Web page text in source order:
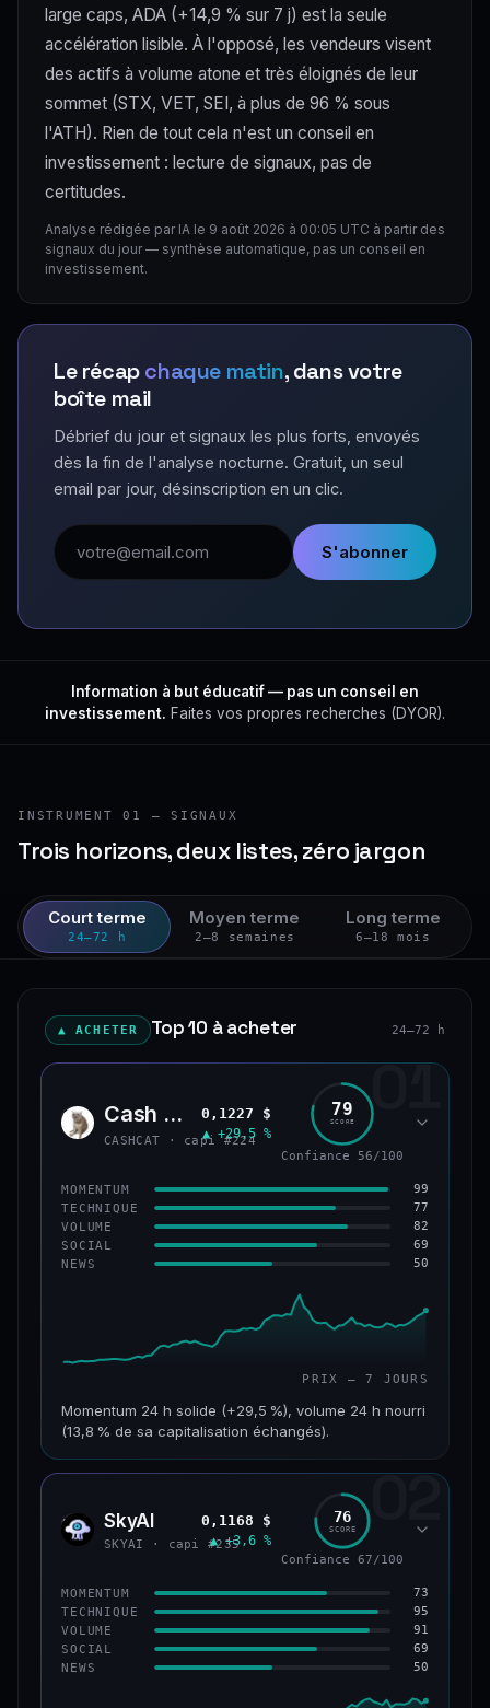
large caps, ADA (+14,9 % sur 7 j) est la seule
accélération lisible. À l'opposé, les vendeurs visent
des actifs à volume atone et très éloignés de leur
sommet (STX, VET, SEI, à plus de 96 % sous
l'ATH). Rien de tout cela n'est un conseil en
investissement : lecture de signaux, pas de
certitudes.
Analyse rédigée par IA le 9 août 2026 à 00:05 UTC à partir des
signaux du jour — synthèse automatique, pas un conseil en
investissement.
Le récapchaque matin, dans votre
boîte mail
Débrief du jour et signaux les plus forts, envoyés
dès la fin de l'analyse nocturne. Gratuit, un seul
email par jour, désinscription en un clic.
Adresse email
S'abonner
Information à but éducatif — pas un conseil en
investissement. Faites vos propres recherches (DYOR).
INSTRUMENT 01 — SIGNAUX
Trois horizons, deux listes, zéro jargon
Court terme
24–72 h
Moyen terme
2–8 semaines
Long terme
6–18 mois
▲ ACHETER Top 10 à acheter 24–72 h
01
CASH Cash Cat
CASHCAT · capi #224
0,1227 $
▲ +29,5 %
79
SCORE
Confiance 56/100
MOMENTUM 99
TECHNIQUE 77
VOLUME 82
SOCIAL 69
NEWS 50
PRIX — 7 JOURS
Momentum 24 h solide (+29,5 %), volume 24 h nourri
(13,8 % de sa capitalisation échangés).
CAP. MARCHÉ VOLUME 24 H
VAR. 7 J VAR. 30 J
+10,2 %
VS ATH
−46,4 %
CONFIANCE 56/100
02
SKYA SkyAI
SKYAI · capi #235
0,1168 $
▲ +3,6 %
76
SCORE
Confiance 67/100
MOMENTUM 73
TECHNIQUE 95
VOLUME 91
SOCIAL 69
NEWS 50